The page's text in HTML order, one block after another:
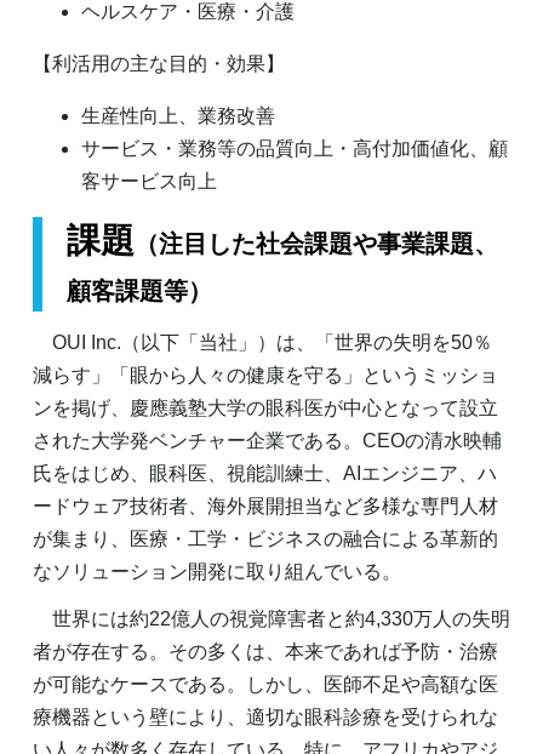
ヘルスケア・医療・介護
【利活用の主な目的・効果】
生産性向上、業務改善
サービス・業務等の品質向上・高付加価値化、顧
客サービス向上
課題 （注目した社会課題や事業課題、
顧客課題等）
OUI Inc.（以下「当社」）は、「世界の失明を50％
減らす」「眼から人々の健康を守る」というミッショ
ンを掲げ、慶應義塾大学の眼科医が中心となって設立
された大学発ベンチャー企業である。CEOの清水映輔
氏をはじめ、眼科医、視能訓練士、AIエンジニア、ハ
ードウェア技術者、海外展開担当など多様な専門人材
が集まり、医療・工学・ビジネスの融合による革新的
なソリューション開発に取り組んでいる。
世界には約22億人の視覚障害者と約4,330万人の失明
者が存在する。その多くは、本来であれば予防・治療
が可能なケースである。しかし、医師不足や高額な医
療機器という壁により、適切な眼科診療を受けられな